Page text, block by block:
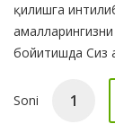
қилишга
бойитишда Сиз
Soni